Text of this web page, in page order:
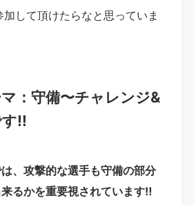
して頂けたらなと思っていま
：守備〜チャレンジ&
‼︎
、攻撃的な選手も守備の部分
るかを重要視されています‼︎